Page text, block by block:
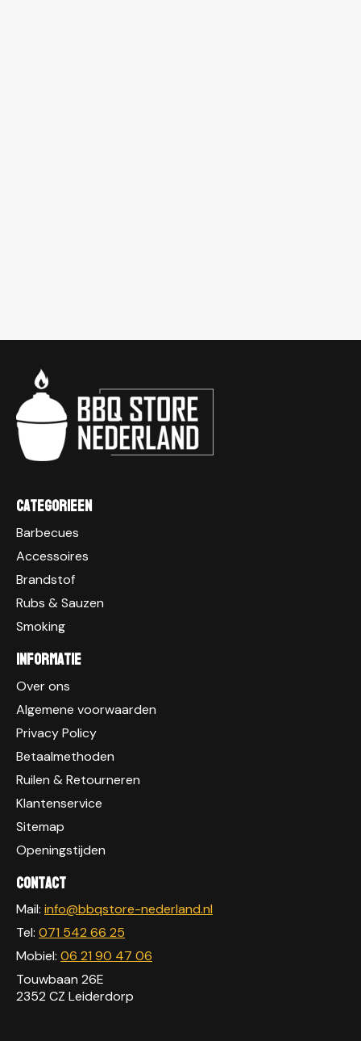
Categorieen
Barbecues
Accessoires
Brandstof
Rubs & Sauzen
Smoking
Informatie
Over ons
Algemene voorwaarden
Privacy Policy
Betaalmethoden
Ruilen & Retourneren
Klantenservice
Sitemap
Openingstijden
Contact
Mail: info@bbqstore-nederland.nl
Tel: 071 542 66 25
Mobiel: 06 21 90 47 06
Touwbaan 26E
2352 CZ Leiderdorp